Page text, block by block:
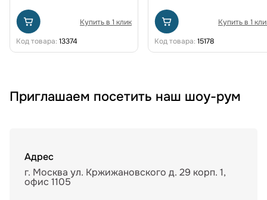
Купить в 1 клик
Код товара: 13374
Купить в 1
Код товара: 15178
Приглашаем посетить наш шоу-рум
Адрес
г. Москва ул. Кржижановского д. 29 корп. 1,
офис 1105